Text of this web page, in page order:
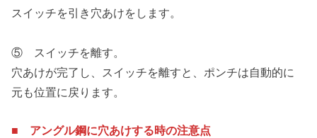
スイッチを引き穴あけをします。
⑤ スイッチを離す。
穴あけが完了し、スイッチを離すと、ポンチは自動的に
元も位置に戻ります。
■ アングル鋼に穴あけする時の注意点